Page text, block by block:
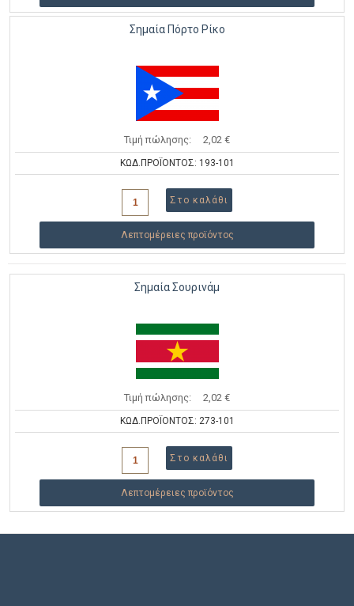
Σημαία Πόρτο Ρίκο
Τιμή πώλησης: 2,02 €
ΚΩΔ.ΠΡΟΪΟΝΤΟΣ: 193-101
Λεπτομέρειες προϊόντος
Σημαία Σουρινάμ
Τιμή πώλησης: 2,02 €
ΚΩΔ.ΠΡΟΪΟΝΤΟΣ: 273-101
Λεπτομέρειες προϊόντος